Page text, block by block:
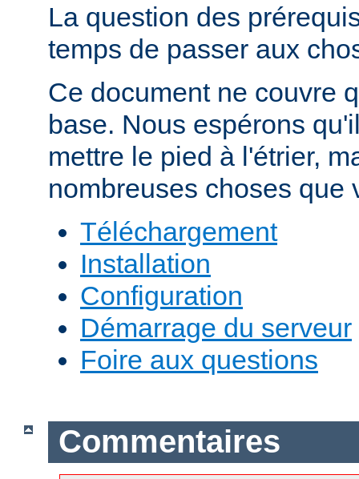
La question des
temps de passer aux
Ce document ne couvre
base. Nous espérons
mettre le pied à l'étrier,
nombreuses choses que
Téléchargement
Installation
Configuration
Démarrage du serveur
Foire aux questions
Commentaires